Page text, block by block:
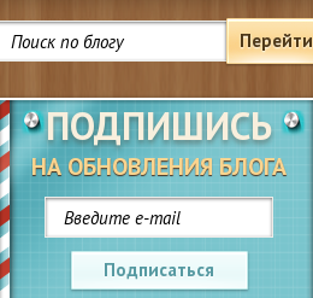
Перейти
ПОДПИШИСЬ
НА ОБНОВЛЕНИЯ БЛОГА
Подписаться